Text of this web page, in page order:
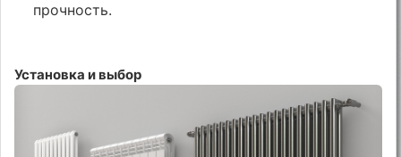
прочность.
Установка и выбор